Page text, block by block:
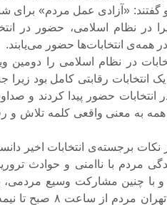
و گفتند: «آزادی عمل مردم» برای
در نظام اسلامی، حضور در
همه‌ی انتخابات‌ها حضور می‌یابند.
در نظام اسلامی را دومین
انتخابات رقابتی کامل بود زیرا
انتخابات حضور پیدا کردند و
همه به معنی واقعی کلمه تلاش و
برجسته‌ی انتخابات اخیر
مردم با ناامنی و حوادث
و با چنین مشارکت وسیع مردمی،
حادثه‌ای تلخ برگزار شد به‌گونه‌ای که در شهر تهران